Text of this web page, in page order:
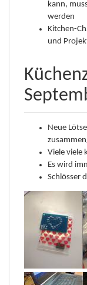
kann,
werden
Kitchen-
und
Neue
Viele viele
Es wird
Schlösser